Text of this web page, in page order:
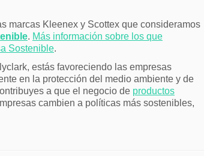
marcas Kleenex y Scottex que consideramos
. Más información sobre los que
Sostenible.
estás favoreciendo las empresas
en la protección del medio ambiente y de
a que el negocio de productos
cambien a políticas más sostenibles,